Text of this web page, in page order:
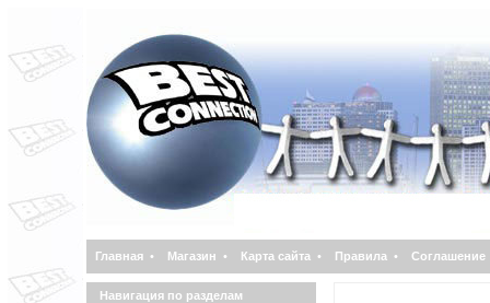
Главная • Магазин • Карта сайта • Правила • Соглашение
Навигация по разделам